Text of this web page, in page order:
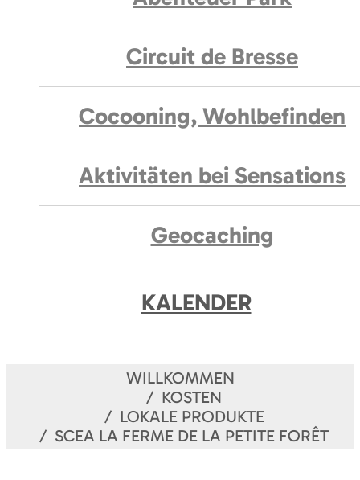
Circuit de Bresse
Cocooning, Wohlbefinden
Aktivitäten bei Sensations
Geocaching
KALENDER
WILLKOMMEN
KOSTEN
LOKALE PRODUKTE
SCEA LA FERME DE LA PETITE FORÊT